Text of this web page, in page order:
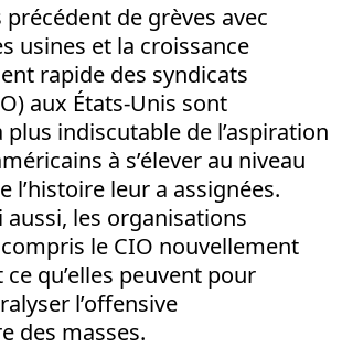
précédent de grèves avec
usines et la croissance
rapide des syndicats
aux États-Unis sont
plus indiscutable de l’aspiration
à s’élever au niveau
l’histoire leur a assignées.
aussi, les organisations
le CIO nouvellement
qu’elles peuvent pour
l’offensive
des masses.